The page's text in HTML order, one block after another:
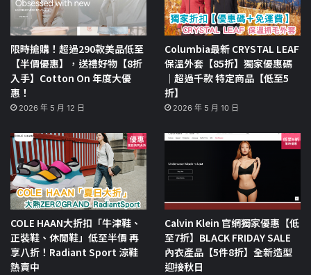
限時搶購！超過290款美品低至
【半價優惠】，送禮好物【8折
入手】Cotton On 年度大優
惠！
2026 年 5 月 12 日
Columbia最新 CRYSTAL LEAF
保溫外套【85折】獨家優惠碼
｜超過千款 特定商品【低至5
折】
2026 年 5 月 10 日
COLE HAAN大折扣「牛津鞋、
正裝鞋、休閒鞋」低至半價 再
享八折！Radiant Sport 涼鞋
熱賣中
Calvin Klein 官網獨家優惠【低
至7折】BLACK FRIDAY SALE
內衣產品【5件8折】全新造型
迎接秋日